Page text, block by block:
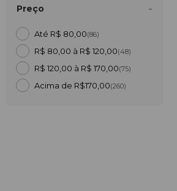
Preço
Até R$ 80,00(86)
R$ 80,00 à R$ 120,00(48)
R$ 120,00 à R$ 170,00(75)
Acima de R$170,00(260)